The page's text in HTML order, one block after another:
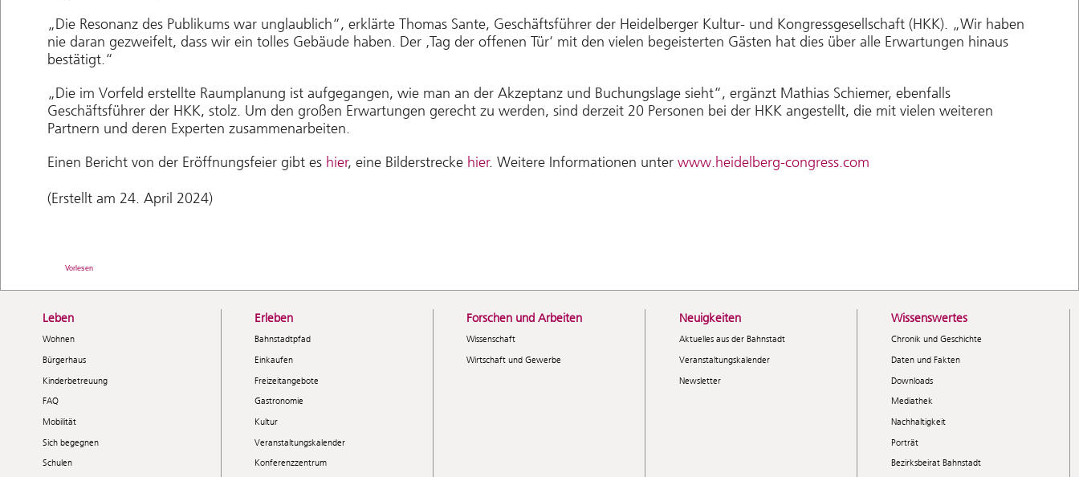
„Die Resonanz des Publikums war unglaublich“, erklärte Thomas Sante, Geschäftsführer der Heidelberger Kultur- und Kongressgesellschaft (HKK). „Wir haben
nie daran gezweifelt, dass wir ein tolles Gebäude haben. Der ‚Tag der offenen Tür‘ mit den vielen begeisterten Gästen hat dies über alle Erwartungen hinaus
bestätigt.“
„Die im Vorfeld erstellte Raumplanung ist aufgegangen, wie man an der Akzeptanz und Buchungslage sieht“, ergänzt Mathias Schiemer, ebenfalls
Geschäftsführer der HKK, stolz. Um den großen Erwartungen gerecht zu werden, sind derzeit 20 Personen bei der HKK angestellt, die mit vielen weiteren
Partnern und deren Experten zusammenarbeiten.
Einen Bericht von der Eröffnungsfeier gibt es hier, eine Bilderstrecke hier. Weitere Informationen unter www.heidelberg-congress.com
(Erstellt am 24. April 2024)
Vorlesen
Leben
Wohnen
Bürgerhaus
Kinderbetreuung
FAQ
Mobilität
Sich begegnen
Schulen
Erleben
Bahnstadtpfad
Einkaufen
Freizeitangebote
Gastronomie
Kultur
Veranstaltungskalender
Konferenzzentrum
Forschen und Arbeiten
Wissenschaft
Wirtschaft und Gewerbe
Neuigkeiten
Aktuelles aus der Bahnstadt
Veranstaltungskalender
Newsletter
Wissenswertes
Chronik und Geschichte
Daten und Fakten
Downloads
Mediathek
Nachhaltigkeit
Porträt
Bezirksbeirat Bahnstadt